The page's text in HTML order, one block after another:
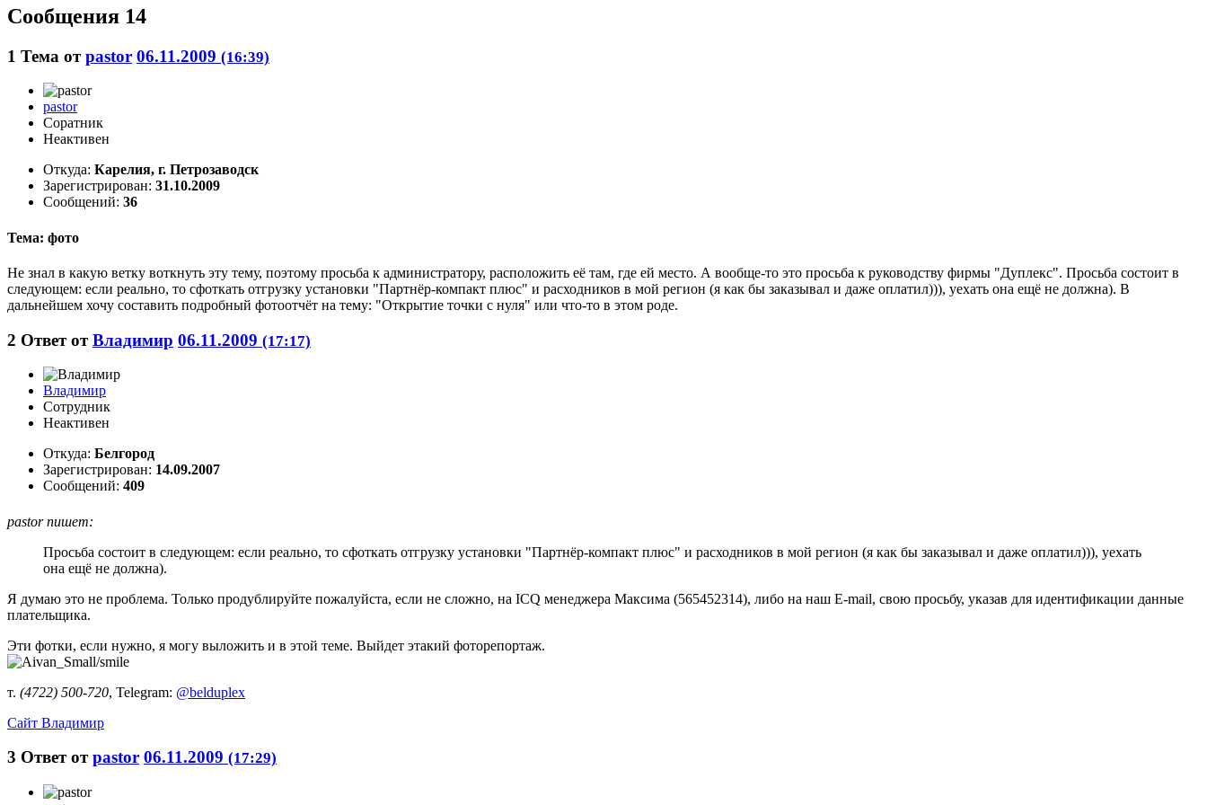
Сообщения 14
1 Тема отpastor 06.11.2009 (16:39)
pastor
Соратник
Неактивен
Откуда: Карелия, г. Петрозаводск
Зарегистрирован: 31.10.2009
Сообщений: 36
Тема: фото
Не знал в какую ветку воткнуть эту тему, поэтому просьба к администратору, расположить её там, где ей место. А вообще-то это просьба к руководству фирмы "Дуплекс". Просьба состоит в
следующем: если реально, то сфоткать отгрузку установки "Партнёр-компакт плюс" и расходников в мой регион (я как бы заказывал и даже оплатил))), уехать она ещё не должна). В
дальнейшем хочу составить подробный фотоотчёт на тему: "Открытие точки с нуля" или что-то в этом роде.
2 Ответ отВладимир 06.11.2009 (17:17)
Владимир
Сотрудник
Неактивен
Откуда: Белгород
Зарегистрирован: 14.09.2007
Сообщений: 409
pastor пишет:
Просьба состоит в следующем: если реально, то сфоткать отгрузку установки "Партнёр-компакт плюс" и расходников в мой регион (я как бы заказывал и даже оплатил))), уехать
она ещё не должна).
Я думаю это не проблема. Только продублируйте пожалуйста, если не сложно, на ICQ менеджера Максима (565452314), либо на наш E-mail, свою просьбу, указав для идентификации данные
плательщика.
Эти фотки, если нужно, я могу выложить и в этой теме. Выйдет этакий фоторепортаж.
т. (4722) 500-720, Telegram: @belduplex
Сайт Владимир
3 Ответ отpastor 06.11.2009 (17:29)